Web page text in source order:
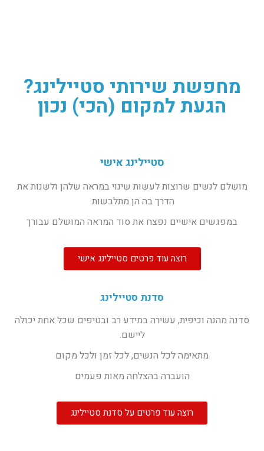
מחפשת שירותי סטיילינג?
הגעת למקום (הכי) נכון
סטיילינג אישי
מושלם לנשים שרוצות לעשות שינוי במראה שלהן ולשנות את
הדרך בה הן מתלבשות.
במפגשים אישיים נפצח את סוד המראה המושלם עבורך
רוצה עוד פרטים סטיילינג אישי
סדנת סטיילינג
סדנה מהנה וכיפית, עשירה במידע רב ובטיפים שכל אחת יכולה
ליישם.
מתאימה לכל הנשים, לכל זמן ולכל מקום
הועברה בהצלחה מאות פעמים
רוצה עוד פרטים על סדנת סטיילינג